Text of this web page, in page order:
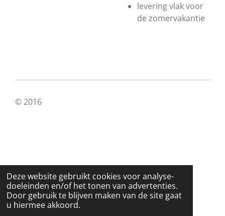
Deze website gebruikt cookies voor analyse-
doeleinden en/of het tonen van advertenties.
Door gebruik te blijven maken van de site gaat
u hiermee akkoord.
levering vlak voor
de zomervakantie
© 2016